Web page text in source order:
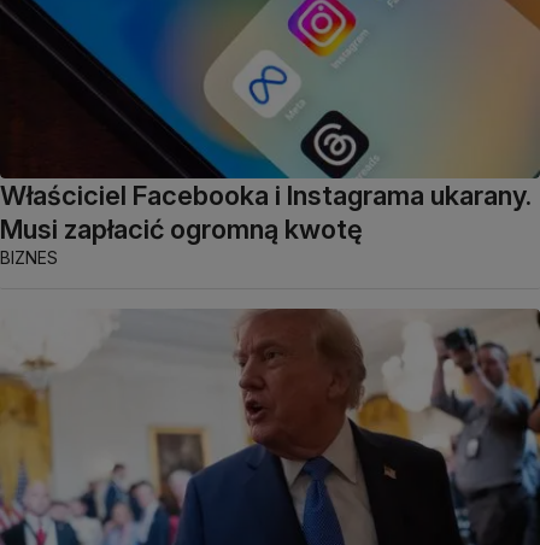
Właściciel Facebooka i Instagrama ukarany.
Musi zapłacić ogromną kwotę
BIZNES